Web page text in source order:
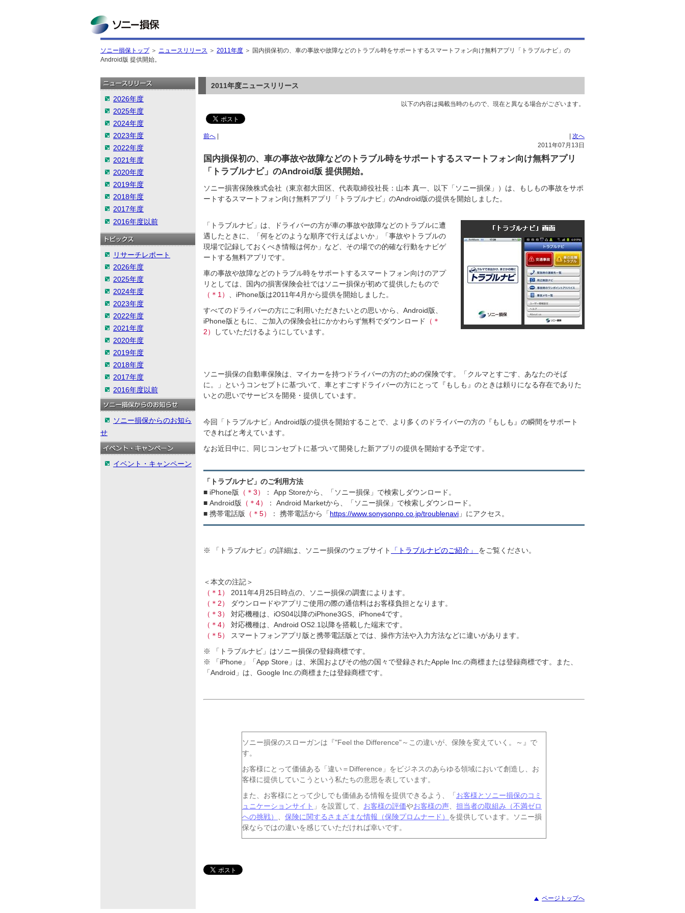
ソニー損保トップ＞ ニュースリリース ＞ 2011年度 ＞ 国内損保初の、車の事故や故障などのトラブル時をサポートするスマートフォン向け無料アプリ「トラブルナビ」の
Android版 提供開始。
2026年度
2025年度
2024年度
2023年度
2022年度
2021年度
2020年度
2019年度
2018年度
2017年度
2016年度以前
リサーチレポート
2026年度
2025年度
2024年度
2023年度
2022年度
2021年度
2020年度
2019年度
2018年度
2017年度
2016年度以前
ソニー損保からのお知ら
せ
イベント・キャンペーン
2011年度ニュースリリース
以下の内容は掲載当時のもので、現在と異なる場合がございます。
前へ
次へ
2011年07月13日
国内損保初の、車の事故や故障などのトラブル時をサポートするスマートフォン向け無料アプリ
「トラブルナビ」のAndroid版 提供開始。
ソニー損害保険株式会社（東京都大田区、代表取締役社長：山本 真一、以下「ソニー損保」）は、もしもの事故をサポ
ートするスマートフォン向け無料アプリ「トラブルナビ」のAndroid版の提供を開始しました。
「トラブルナビ」は、ドライバーの方が車の事故や故障などのトラブルに遭
遇したときに、「何をどのような順序で行えばよいか」「事故やトラブルの
現場で記録しておくべき情報は何か」など、その場での的確な行動をナビゲ
ートする無料アプリです。
車の事故や故障などのトラブル時をサポートするスマートフォン向けのアプ
リとしては、国内の損害保険会社ではソニー損保が初めて提供したもので
（＊1）
、iPhone版は2011年4月から提供を開始しました。
すべてのドライバーの方にご利用いただきたいとの思いから、Android版、
iPhone版ともに、ご加入の保険会社にかかわらず無料でダウンロード
（＊
2）
していただけるようにしています。
ソニー損保の自動車保険は、マイカーを持つドライバーの方のための保険です。「クルマとすごす、あなたのそば
に。」というコンセプトに基づいて、車とすごすドライバーの方にとって『もしも』のときは頼りになる存在でありた
いとの思いでサービスを開発・提供しています。
今回「トラブルナビ」Android版の提供を開始することで、より多くのドライバーの方の『もしも』の瞬間をサポート
できればと考えています。
なお近日中に、同じコンセプトに基づいて開発した新アプリの提供を開始する予定です。
「トラブルナビ」のご利用方法
■ iPhone版 （＊3）
： App Storeから、「ソニー損保」で検索しダウンロード。
■ Android版 （＊4）
： Android Marketから、「ソニー損保」で検索しダウンロード。
■ 携帯電話版 （＊5） ： 携帯電話から「https://www.sonysonpo.co.jp/troublenavi 」にアクセス。
※ 「トラブルナビ」の詳細は、ソニー損保のウェブサイト 「トラブルナビのご紹介」 をご覧ください。
＜本文の注記＞
（＊1）
2011年4月25日時点の、ソニー損保の調査によります。
（＊2）
ダウンロードやアプリご使用の際の通信料はお客様負担となります。
（＊3）
対応機種は、iOS04以降のiPhone3GS、iPhone4です。
（＊4）
対応機種は、Android OS2.1 以降を搭載した端末です。
（＊5）
スマートフォンアプリ版と携帯電話版とでは、操作方法や入力方法などに違いがあります。
※ 「トラブルナビ」はソニー損保の登録商標です。
※ 「iPhone」「App Store」は、米国およびその他の国々で登録されたApple Inc.の商標または登録商標です。また、
「Android」は、Google Inc.の商標または登録商標です。
ソニー損保のスローガンは『"Feel the Difference"～この違いが、保険を変えていく。～』で
す。
お客様にとって価値ある「違い＝Difference」をビジネスのあらゆる領域において創造し、お
客様に提供していこうという私たちの意思を表しています。
また、お客様にとって少しでも価値ある情報を提供できるよう、「 お客様とソニー損保のコミ
ュニケーションサイト 」を設置して、 お客様の評価やお客様の声
担当者の取組み（不満ゼロ
への挑戦）
保険に関するさまざまな情報（保険プロムナード） を提供しています。ソニー損
保ならではの違いを感じていただければ幸いです。
ページトップへ